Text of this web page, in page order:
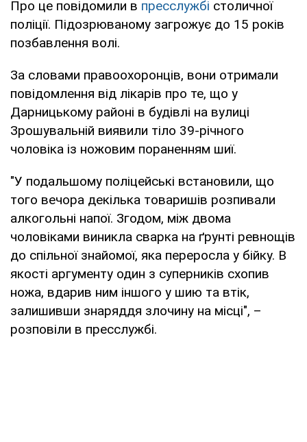
Про це повідомили в пресслужбі столичної
поліції. Підозрюваному загрожує до 15 років
позбавлення волі.
За словами правоохоронців, вони отримали
повідомлення від лікарів про те, що у
Дарницькому районі в будівлі на вулиці
Зрошувальній виявили тіло 39-річного
чоловіка із ножовим пораненням шиї.
"У подальшому поліцейські встановили, що
того вечора декілька товаришів розпивали
алкогольні напої. Згодом, між двома
чоловіками виникла сварка на ґрунті ревнощів
до спільної знайомої, яка переросла у бійку. В
якості аргументу один з суперників схопив
ножа, вдарив ним іншого у шию та втік,
залишивши знаряддя злочину на місці", –
розповіли в пресслужбі.